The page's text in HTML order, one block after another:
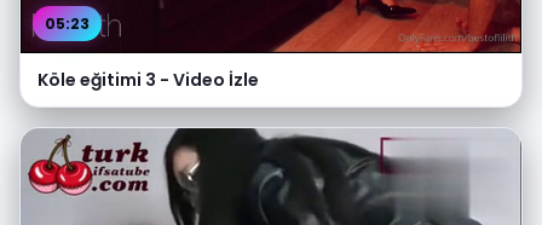
05:23
Köle eğitimi 3 - Video İzle